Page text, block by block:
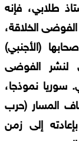
طلابي، فإنه
الفوضى الخلاقة،
(الأجنبي)
لنشر
الفوضى
. سوريا نموذجا،
المسار(حرب
بإعادته إلى زمن